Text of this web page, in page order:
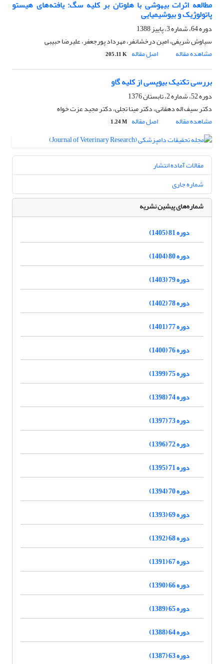
مطالعه اثرات بیهوشی با هلوتان بر کلیه سگ: یافته‌های هیستو
پاتولوژیک و بیوشیمیا‌یی
دوره 64، شماره 3، پاییز 1388
سیاوش شریفی، امین درخشانفر، مهرداد پورجعفر، علیرضا حبیبی
مشاهده مقاله
اصل مقاله 205.11 K
بررسی تکنیک بیوپسی از کلیه گاو
دوره 52، شماره 2، تابستان 1376
دکتر سیف اله دهقانی، دکتر مینا تجلی، دکتر مجید عزت خواه
مشاهده مقاله
اصل مقاله 1.24 M
مقالات آماده انتشار
شماره جاری
شماره‌های پیشین نشریه
دوره 81 (1405)
دوره 80 (1404)
دوره 79 (1403)
دوره 78 (1402)
دوره 77 (1401)
دوره 76 (1400)
دوره 75 (1399)
دوره 74 (1398)
دوره 73 (1397)
دوره 72 (1396)
دوره 71 (1395)
دوره 70 (1394)
دوره 69 (1393)
دوره 68 (1392)
دوره 67 (1391)
دوره 66 (1390)
دوره 65 (1389)
دوره 64 (1388)
دوره 63 (1387)